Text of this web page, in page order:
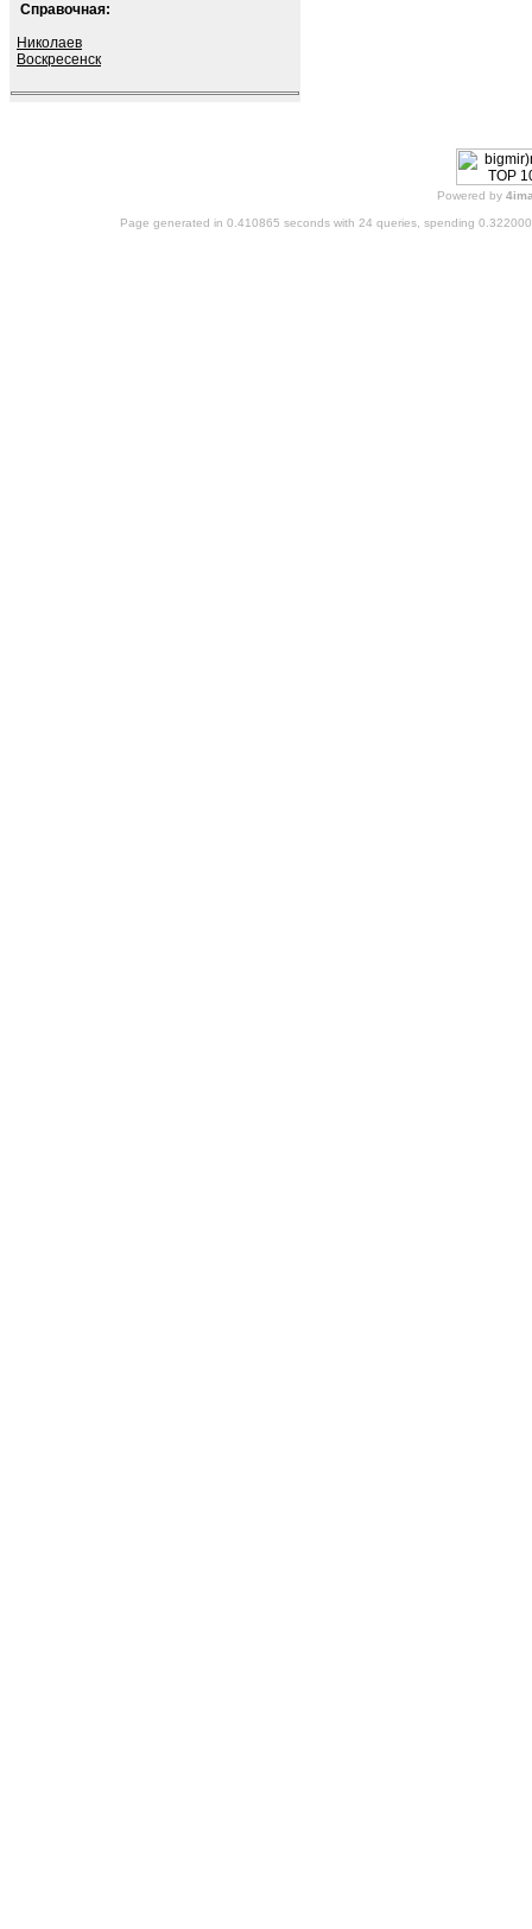
Справочная:
Николаев
Воскресенск
Powered by
Page generated in 0.410865 seconds with 24 queries, spending